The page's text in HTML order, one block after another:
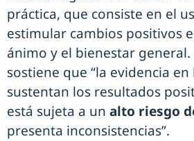
práctica, que consiste en el
estimular cambios positivos
ánimo y el bienestar general.
sostiene que “la evidencia en
sustentan los resultados
está sujeta a un alto riesgo
presenta inconsistencias”.